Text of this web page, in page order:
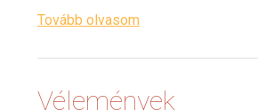
Tovább olvasom
Vélemények